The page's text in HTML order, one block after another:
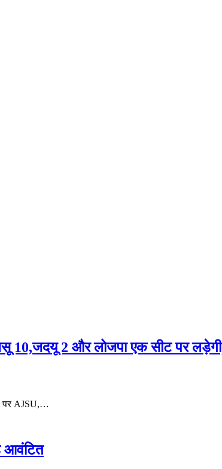
10,जदयू 2 और लोजपा एक सीट पर
पर AJSU,…
आवंटित